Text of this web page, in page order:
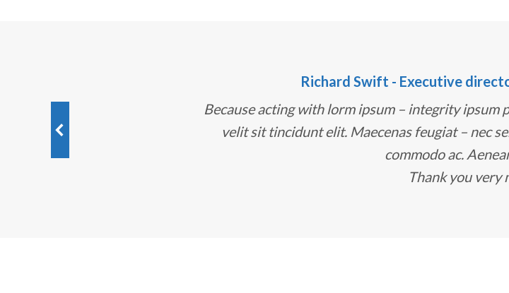
Richard Swift - Executive
Because acting with lorm ipsum – integrity ipsum
velit sit tincidunt elit. Maecenas feugiat – nec
commodo ac.
Thank you very